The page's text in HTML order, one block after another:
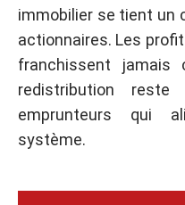
immobilier se tient un
actionnaires. Les
franchissent
redistribution
emprunteurs qui
système.